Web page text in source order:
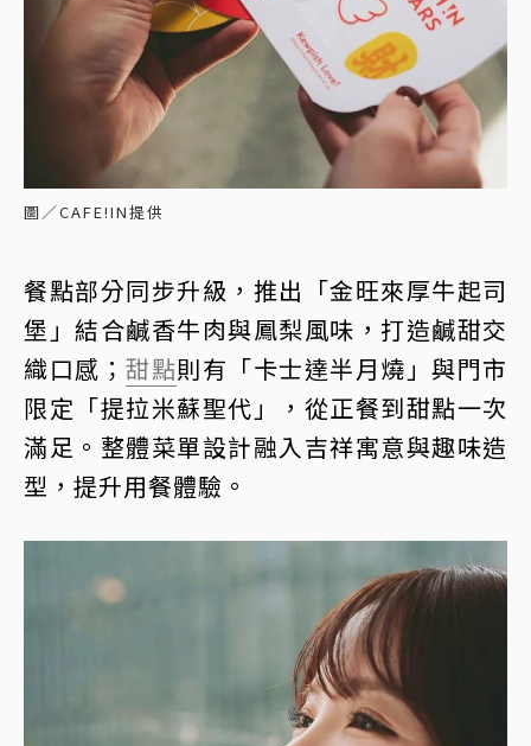
圖／CAFE!IN提供
餐點部分同步升級，推出「金旺來厚牛起司
堡」結合鹹香牛肉與鳳梨風味，打造鹹甜交
織口感； 甜點則有「卡士達半月燒」與門市
限定「提拉米蘇聖代」，從正餐到甜點一次
滿足。整體菜單設計融入吉祥寓意與趣味造
型，提升用餐體驗。